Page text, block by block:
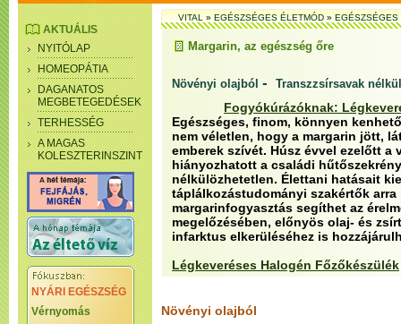
AKTUÁLIS
NYITÓLAP
HOMEOPÁTIA
DAGANATOS
MEGBETEGEDÉSEK
TERHESSÉG
A MAGAS
KOLESZTERINSZINT
NYÁRI EGÉSZSÉG
Vérnyomás
VITAL»EGÉSZSÉGES ÉLETMÓD»
Margarin, az egészség őre
Növényi olajból - Transzzsírsavak nélkül
Fogyókúrázóknak:
Egészséges, finom, könnyen
nem véletlen, hogy a margarin jött,
emberek szívét. Húsz évvel ezelőtt a
hiányozhatott a családi
nélkülözhetetlen. Élettani hatásait
táplálkozástudományi szakértők arra
margarinfogyasztás segíthet az
megelőzésében, előnyös olaj- és
infarktus elkerüléséhez is
Légkeveréses Halogén Főzőkészülék
Növényi olajból